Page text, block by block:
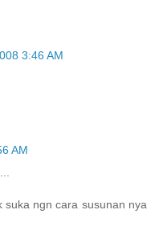
3:46 AM
AM
suka ngn cara susunan nya